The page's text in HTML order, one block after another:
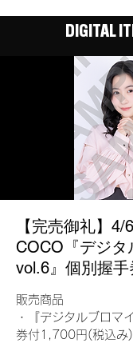
DIGITAL
【完売御礼】4/
COCO『デジタ
vol.6』個別握手
販売商品
・『デジタルブロマ
券付1,700円(税込み)